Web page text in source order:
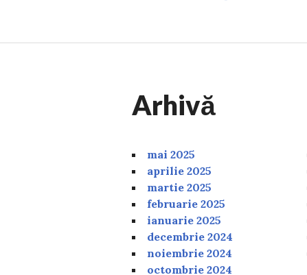
Arhivă
mai 2025
aprilie 2025
martie 2025
februarie 2025
ianuarie 2025
decembrie 2024
noiembrie 2024
octombrie 2024